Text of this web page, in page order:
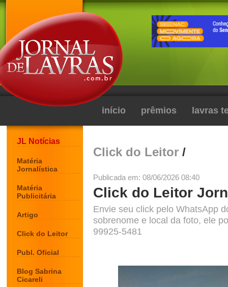
início prêmios lavras
JL Notícias
Matéria
Jornalística
Matéria
Publicitária
Artigo
Click do Leitor
Publ. Oficial
Blog Sabrina
Cicareli
Click do Leitor /
Publicada em: 08/06/2026 08:40
Click do Leitor
Envie seu click pelo WhatsApp
sobrenome e local da foto, ele
99925-5481